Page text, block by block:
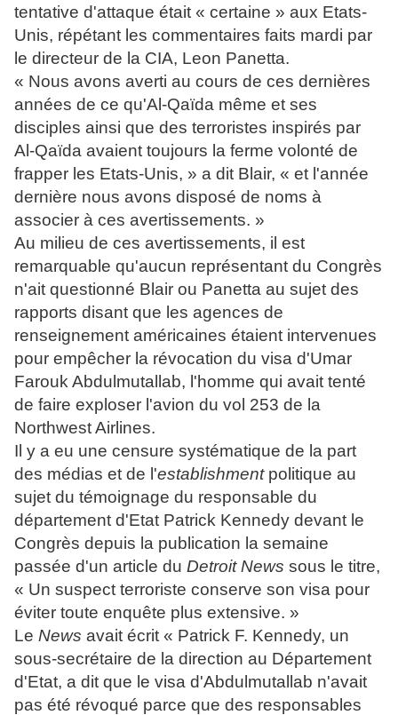
tentative d'attaque était « certaine » aux Etats-
Unis, répétant les commentaires faits mardi par
le directeur de la CIA, Leon Panetta.
« Nous avons averti au cours de ces dernières
années de ce qu'Al-Qaïda même et ses
disciples ainsi que des terroristes inspirés par
Al-Qaïda avaient toujours la ferme volonté de
frapper les Etats-Unis, » a dit Blair, « et l'année
dernière nous avons disposé de noms à
associer à ces avertissements. »
Au milieu de ces avertissements, il est
remarquable qu'aucun représentant du Congrès
n'ait questionné Blair ou Panetta au sujet des
rapports disant que les agences de
renseignement américaines étaient intervenues
pour empêcher la révocation du visa d'Umar
Farouk Abdulmutallab, l'homme qui avait tenté
de faire exploser l'avion du vol 253 de la
Northwest Airlines.
Il y a eu une censure systématique de la part
des médias et de l'establishmentpolitique au
sujet du témoignage du responsable du
département d'Etat Patrick Kennedy devant le
Congrès depuis la publication la semaine
passée d'un article du Detroit News sous le titre,
« Un suspect terroriste conserve son visa pour
éviter toute enquête plus extensive. »
Le News avait écrit « Patrick F. Kennedy, un
sous-secrétaire de la direction au Département
d'Etat, a dit que le visa d'Abdulmutallab n'avait
pas été révoqué parce que des responsables